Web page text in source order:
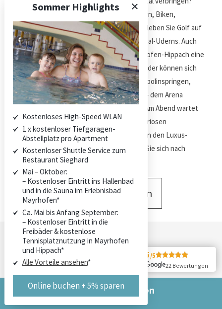
Sie möchten Ihren Sommerurlaub im Zillertal verbringen?
Dann genießen Sie die Natur beim Wandern, Biken,
Klettern, Rafting und vielem mehr. Oder erleben Sie Golf
auf höchstem Niveau auf dem Golfplatz Zillertal-Uderns.
Auch für Familien bietet die Ferienregion Mayrhofen-
Hippach eine Vielzahl verschiedener Aktivitäten: Die
Kinder können sich im Wasserpark oder Seilgarten, beim
Trampolinspringen, Bouldern oder auf der Alpen-
Achterbahn – dem Arena Coaster in der Zillertal Arena –
austoben. Am Abend wartet dann Ihre Unterkunft wieder
mit ihrer luxuriösen Ausstattung auf Sie. Legen Sie die
Beine in den Luxus-Ferienwohnungen hoch und
entspannen Sie sich nach aktionsreichen Tagen!
Zu den Sommer Aktivitäten
Angebote
Sommer Highlights
Kostenloses High-Speed WLAN
1 x kostenloser Tiefgaragen-
Abstellplatz pro Apartment
Kostenloser Shuttle Service zum
Restaurant Sieghard
Mai – Oktober:
– Kostenloser Eintritt ins Hallenbad
und in die Sauna im Erlebnisbad
Mayrhofen*
Ca. Mai bis Anfang September:
– Kostenloser Eintritt in die
Freibäder & kostenlose
Tennisplatznutzung in Mayrhofen
und Hippach*
Alle Vorteile ansehen*
Online buchen + 5% sparen
Jetzt online buchen
& 5 % Rabatt sichern
5/5
22 Bewertungen